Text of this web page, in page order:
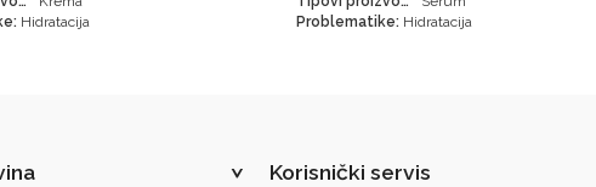
Hidratacija
Problematike: Hidratacija
Korisnički servis